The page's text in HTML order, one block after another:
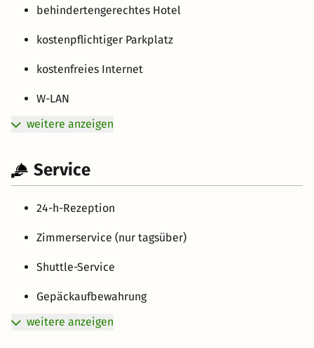
behindertengerechtes Hotel
kostenpflichtiger Parkplatz
kostenfreies Internet
W-LAN
weitere anzeigen
Service
24-h-Rezeption
Zimmerservice (nur tagsüber)
Shuttle-Service
Gepäckaufbewahrung
weitere anzeigen